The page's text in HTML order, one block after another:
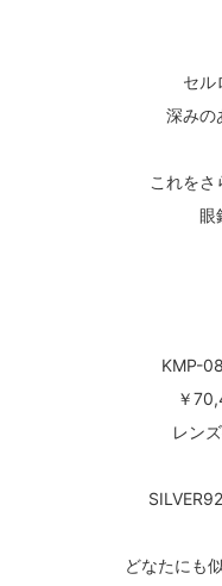
セル
深みの
これをさ
眼
KMP-
￥
レン
どなたにも